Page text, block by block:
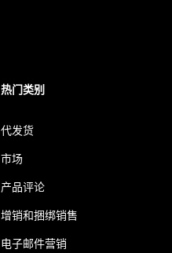
热门类别
代发货
市场
产品评论
增销和捆绑销售
电子邮件营销